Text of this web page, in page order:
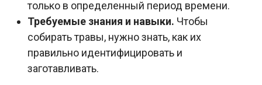
только в определенный период времени.
Требуемые знания и навыки. Чтобы
собирать травы, нужно знать, как их
правильно идентифицировать и
заготавливать.